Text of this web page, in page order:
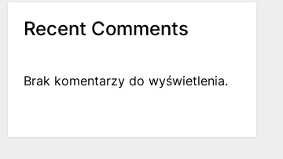
Recent Comments
Brak komentarzy do wyświetlenia.